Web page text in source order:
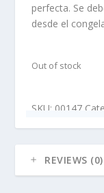
perfecta. Se
desde el
Out of stock
SKU: 00147
REVIEWS (0)